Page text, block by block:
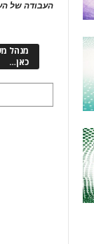
העבודה של
מנהל
כאן…